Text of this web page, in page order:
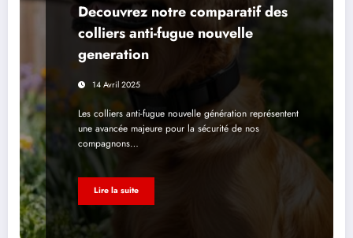
Decouvrez notre comparatif des
colliers anti-fugue nouvelle
generation
14 Avril 2025
Les colliers anti-fugue nouvelle génération représentent
une avancée majeure pour la sécurité de nos
compagnons…
Lire la suite